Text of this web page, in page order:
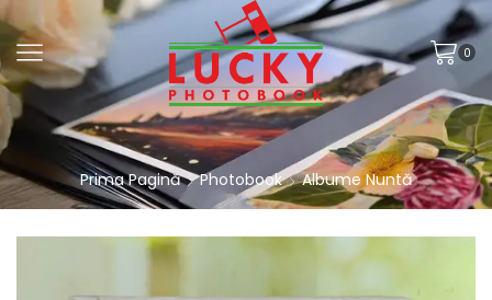
0
Prima Pagină Photobook Albume Nuntă